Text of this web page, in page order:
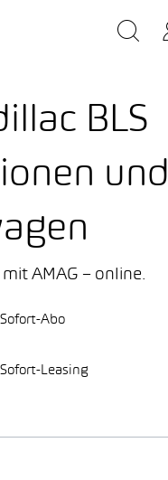
BLS
und
AMAG – online.
Abo
Leasing